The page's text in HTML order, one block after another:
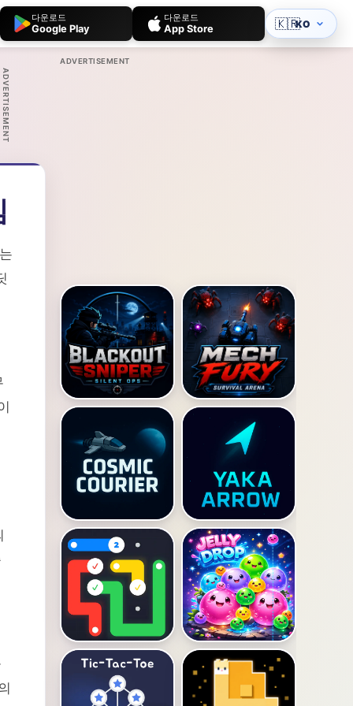
다운로드
Google Play
다운로드
App Store 🇰🇷KO
ADVERTISEMENT
ADVERTISEMENT